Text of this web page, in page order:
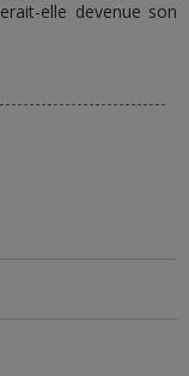
elle devenue son